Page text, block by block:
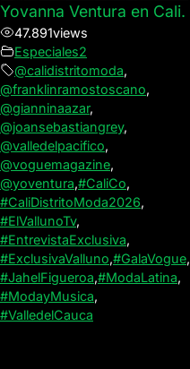
Yovanna Ventura en Cali.
47.891views
Especiales2
@calidistritomoda,
@franklinramostoscano,
@gianninaazar,
@joansebastiangrey,
@valledelpacifico,
@voguemagazine,
@yoventura,#CaliCo,
#CaliDistritoModa2026,
#ElVallunoTv,
#EntrevistaExclusiva,
#ExclusivaValluno,#GalaVogue,
#JahelFigueroa,#ModaLatina,
#ModayMusica,
#ValledelCauca